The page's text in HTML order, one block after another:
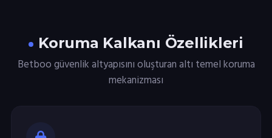
Koruma Kalkanı Özellikleri
Betboo güvenlik altyapısını oluşturan altı temel koruma
mekanizması